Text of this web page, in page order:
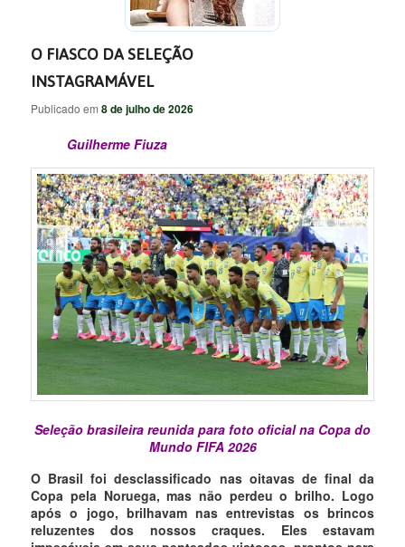
O FIASCO DA SELEÇÃO
INSTAGRAMÁVEL
Publicado em8 de julho de 2026
Guilherme Fiuza
Seleção brasileira reunida para foto oficial na Copa do
Mundo FIFA 2026
O Brasil foi desclassificado nas oitavas de final da
Copa pela Noruega, mas não perdeu o brilho. Logo
após o jogo, brilhavam nas entrevistas os brincos
reluzentes dos nossos craques. Eles estavam